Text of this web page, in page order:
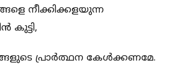
നീക്കിക്കളയുന്ന
കുട്ടി,
പ്രാര്‍ത്ഥന കേള്‍ക്കണമേ.